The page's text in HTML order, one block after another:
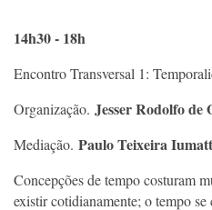
14h30 - 18h
Encontro Transversal 1:
Organização. Jesser Rodolfo de
Mediação. Paulo Teixeira
Concepções de tempo costuram
existir cotidianamente; o tempo